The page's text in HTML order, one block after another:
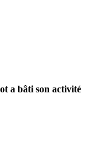
a bâti son activité